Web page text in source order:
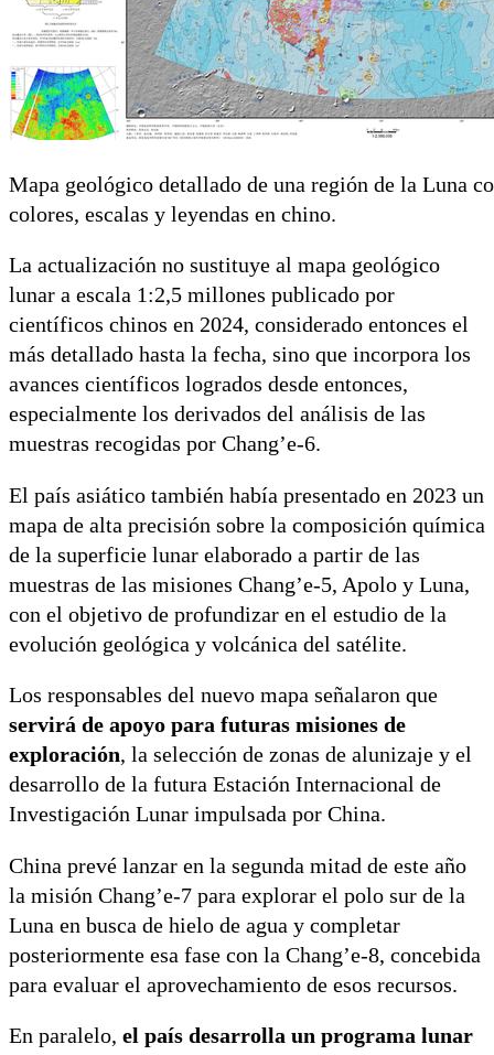
Mapa geológico detallado de una región de la Luna
colores, escalas y leyendas en chino.
La actualización no sustituye al mapa geológico
lunar a escala 1:2,5 millones publicado por
científicos chinos en 2024, considerado entonces el
más detallado hasta la fecha, sino que incorpora los
avances científicos logrados desde entonces,
especialmente los derivados del análisis de las
muestras recogidas por Chang’e-6.
El país asiático también había presentado en 2023 un
mapa de alta precisión sobre la composición química
de la superficie lunar elaborado a partir de las
muestras de las misiones Chang’e-5, Apolo y Luna,
con el objetivo de profundizar en el estudio de la
evolución geológica y volcánica del satélite.
Los responsables del nuevo mapa señalaron que
servirá de apoyo para futuras misiones de
exploración, la selección de zonas de alunizaje y el
desarrollo de la futura Estación Internacional de
Investigación Lunar impulsada por China.
China prevé lanzar en la segunda mitad de este año
la misión Chang’e-7 para explorar el polo sur de la
Luna en busca de hielo de agua y completar
posteriormente esa fase con la Chang’e-8, concebida
para evaluar el aprovechamiento de esos recursos.
En paralelo, el país desarrolla un programa lunar